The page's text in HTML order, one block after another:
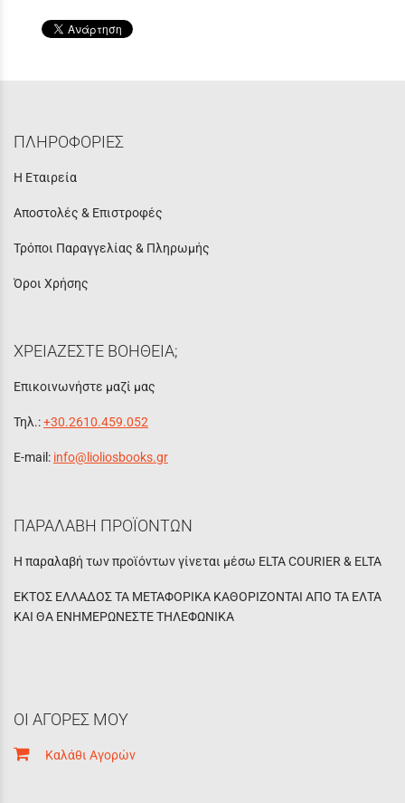
ΠΛΗΡΟΦΟΡΙΕΣ
Η Εταιρεία
Αποστολές & Επιστροφές
Τρόποι Παραγγελίας & Πληρωμής
Όροι Χρήσης
ΧΡΕΙΑΖΕΣΤΕ ΒΟΗΘΕΙΑ;
Επικοινωνήστε μαζί μας
Τηλ.:+30.2610.459.052
E-mail: info@lioliosbooks.gr
ΠΑΡΑΛΑΒΗ ΠΡΟΪΟΝΤΩΝ
Η παραλαβή των προϊόντων γίνεται μέσω ELTA COURIER & ELTA
ΕΚΤΟΣ ΕΛΛΑΔΟΣ ΤΑ ΜΕΤΑΦΟΡΙΚΑ ΚΑΘΟΡΙΖΟΝΤΑΙ ΑΠΟ ΤΑ ΕΛΤΑ
ΚΑΙ ΘΑ ΕΝΗΜΕΡΩΝΕΣΤΕ ΤΗΛΕΦΩΝΙΚΑ
ΟΙ ΑΓΟΡΕΣ ΜΟΥ
Καλάθι Αγορών